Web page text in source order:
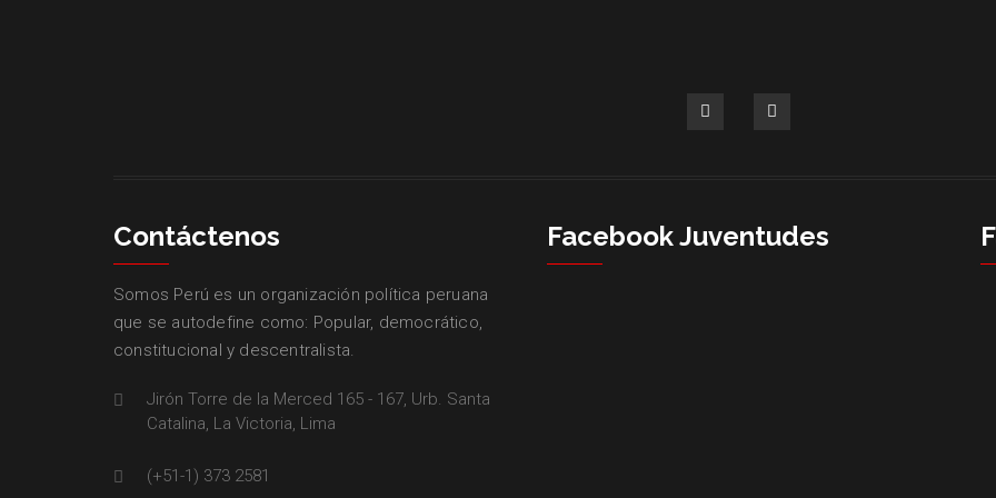
Contáctenos
Somos Perú es un organización política peruana
que se autodefine como: Popular, democrático,
constitucional y descentralista.
Jirón Torre de la Merced 165 - 167, Urb. Santa
Catalina, La Victoria, Lima
(+51-1) 373 2581
Facebook Juventudes